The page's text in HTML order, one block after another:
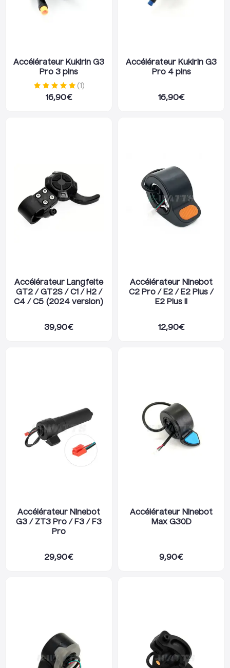
Accélérateur Kukirin G3
Pro 3 pins
(1)
16,90€
Accélérateur Kukirin G3
Pro 4 pins
16,90€
Accélérateur Langfeite
GT2 / GT2S / C1 / H2 /
C4 / C5 (2024 version)
39,90€
Accélérateur Ninebot
C2 Pro / E2 / E2 Plus /
E2 Plus II
12,90€
Accélérateur Ninebot
G3 / ZT3 Pro / F3 / F3
Pro
29,90€
Accélérateur Ninebot
Max G30D
9,90€